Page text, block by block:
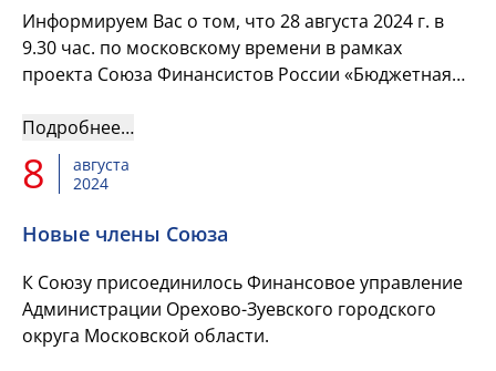
Информируем Вас о том, что 28 августа 2024 г. в
9.30 час. по московскому времени в рамках
проекта Союза Финансистов России «Бюджетная
денежно-кредитная...
Подробнее…
8
августа
2024
Новые члены Союза
К Союзу присоединилось Финансовое управление
Администрации Орехово-Зуевского городского
округа Московской области.